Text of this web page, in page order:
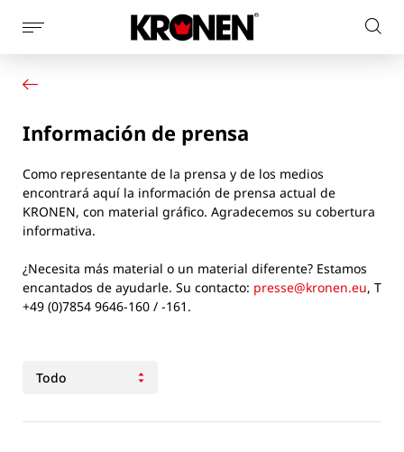
Mostrar
la
navegación
de
página
Nuestras soluciones
Noticias
Contacto
Información de prensa
Como representante de la prensa y de los medios
encontrará aquí la información de prensa actual de
KRONEN, con material gráfico. Agradecemos su cobertura
informativa.
¿Necesita más material o un material diferente? Estamos
encantados de ayudarle. Su contacto: presse@kronen.eu, T
+49 (0)7854 9646-160 / -161.